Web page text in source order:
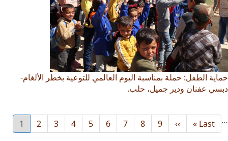
حماية الطفل: حملة بمناسبة اليوم العالمي للتوعية بخطر الألغام-
دبسي عفنان ودير جميل، حلب.
page
1
الصفحة
2
الصفحة
3
الصفحة
4
الصفحة
5
الصفحة
6
الصفحة
7
الصفحة
8
الصفحة
9 …
Next
page
››
Last
page
Last »